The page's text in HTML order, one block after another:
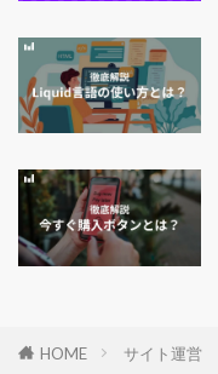
HOME サイト運営